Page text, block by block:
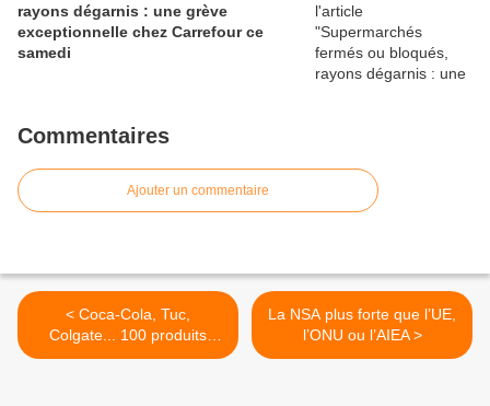
rayons dégarnis : une grève
exceptionnelle chez Carrefour ce
samedi
Commentaires
Ajouter un commentaire
< Coca-Cola, Tuc,
Colgate... 100 produits
quotidiens et toxiques
La NSA plus forte que l’UE,
l’ONU ou l’AIEA >